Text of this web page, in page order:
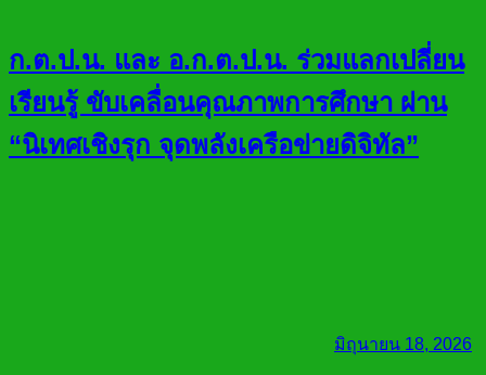
ก.ต.ป.น. และ อ.ก.ต.ป.น. ร่วมแลกเปลี่ยน
เรียนรู้ ขับเคลื่อนคุณภาพการศึกษา ผ่าน
“นิเทศเชิงรุก จุดพลังเครือข่ายดิจิทัล”
มิถุนายน 18, 2026